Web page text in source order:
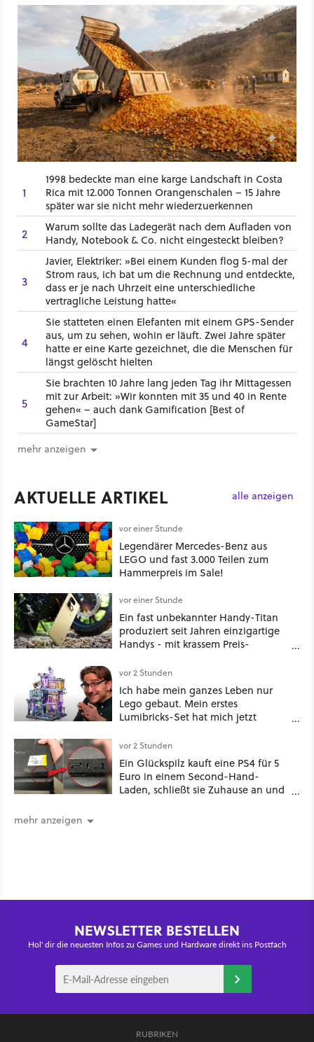
1
1998 bedeckte man eine karge Landschaft in Costa
Rica mit 12.000 Tonnen Orangenschalen – 15 Jahre
später war sie nicht mehr wiederzuerkennen
2
Warum sollte das Ladegerät nach dem Aufladen von
Handy, Notebook & Co. nicht eingesteckt bleiben?
3
Javier, Elektriker: »Bei einem Kunden flog 5-mal der
Strom raus, ich bat um die Rechnung und entdeckte,
dass er je nach Uhrzeit eine unterschiedliche
vertragliche Leistung hatte«
4
Sie statteten einen Elefanten mit einem GPS-Sender
aus, um zu sehen, wohin er läuft. Zwei Jahre später
hatte er eine Karte gezeichnet, die die Menschen für
längst gelöscht hielten
5
Sie brachten 10 Jahre lang jeden Tag ihr Mittagessen
mit zur Arbeit: »Wir konnten mit 35 und 40 in Rente
gehen« – auch dank Gamification [Best of
GameStar]
mehr anzeigen
AKTUELLE ARTIKEL alle anzeigen
vor einer Stunde
Legendärer Mercedes-Benz aus
LEGO und fast 3.000 Teilen zum
Hammerpreis im Sale!
vor einer Stunde
Ein fast unbekannter Handy-Titan
produziert seit Jahren einzigartige
Handys - mit krassem Preis-
vor 2 Stunden
Ich habe mein ganzes Leben nur
Lego gebaut. Mein erstes
Lumibricks-Set hat mich jetzt
Stack im Test
vor 2 Stunden
Ein Glückspilz kauft eine PS4 für 5
Euro in einem Second-Hand-
Laden, schließt sie Zuhause an und
mehr anzeigen
NEWSLETTER BESTELLEN
Hol' dir die neuesten Infos zu Games und Hardware direkt ins Postfach
RUBRIKEN